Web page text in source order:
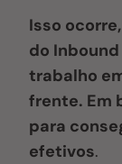
Isso
do Inbound
trabalho
frente. Em
para
efetivos.